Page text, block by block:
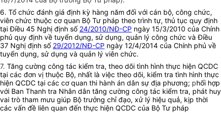
6. Tổ chức đánh giá định kỳ hàng năm đối với cán bộ, công chức,
viên chức thuộc cơ quan Bộ Tư pháp theo trình tự, thủ tục quy định
tại Điều 45 Nghị định số 24/2010/NĐ-CP ngày 15/3/2010 của Chính
phủ quy định về tuyển dụng, sử dụng, quản lý công chức và Điều
37 Nghị định số 29/2012/NĐ-CP ngày 12/4/2014 của Chính phủ về
tuyển dụng, sử dụng và quản lý viên chức.
7. Tăng cường công tác kiểm tra, theo dõi tình hình thực hiện QCDC
tại các đơn vị thuộc Bộ, nhất là việc theo dõi, kiểm tra tình hình thực
hiện QCDC tại các cơ quan thi hành án dân sự địa phương; phối hợp
với Ban Thanh tra Nhân dân tăng cường công tác kiểm tra, phát huy
vai trò tham mưu giúp Bộ trưởng chỉ đạo, xử lý hiệu quả, kịp thời
các vấn đề liên quan đến thực hiện QCDC của Bộ Tư pháp